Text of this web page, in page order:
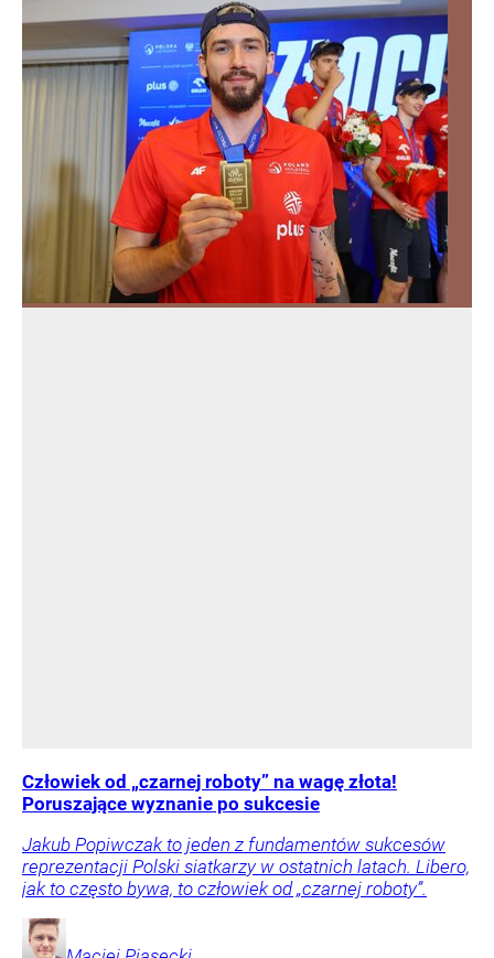
Człowiek od „czarnej roboty” na wagę złota!
Poruszające wyznanie po sukcesie
Jakub Popiwczak to jeden z fundamentów sukcesów
reprezentacji Polski siatkarzy w ostatnich latach. Libero,
jak to często bywa, to człowiek od „czarnej roboty”.